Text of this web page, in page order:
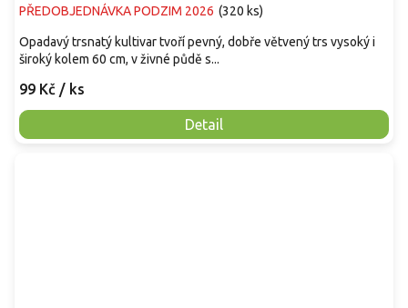
PŘEDOBJEDNÁVKA PODZIM 2026 (320 ks)
99 Kč / ks
Detail
Opadavý trsnatý kultivar tvoří pevný, dobře větvený trs vysoký i
široký kolem 60 cm, v živné půdě s...